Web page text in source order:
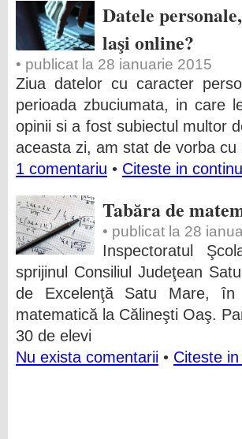
Datele
laşi online?
• publicat la 28 ianuarie 2015
Ziua datelor cu caracter
perioada zbuciumata, in care
opinii si a fost subiectul multor
aceasta zi, am stat de vorba
1 comentariu • Citeste in
Tabăra de
• publicat la 28
Inspectoratul
sprijinul Consiliul Judeţean
de Excelenţă Satu Mare,
matematică la Călineşti Oaş.
30 de elevi
Nu exista comentarii • Citeste